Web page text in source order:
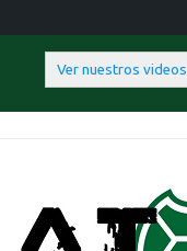
Ver nuestros videos